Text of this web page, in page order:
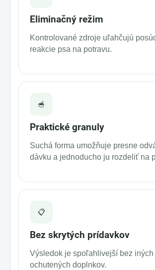
Eliminačný režim
Kontrolované zdroje uľahčujú
reakcie psa na potravu.
🥣
Praktické granuly
Suchá forma umožňuje presne
dávku a jednoducho ju rozdeliť na
📋
Bez skrytých prídavkov
Výsledok je spoľahlivejší bez iných
ochutených doplnkov.